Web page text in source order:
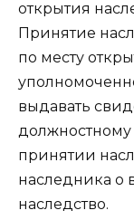
открытия
Принятие
по месту
выдавать
должностному
принятии
наследника о
наследство.